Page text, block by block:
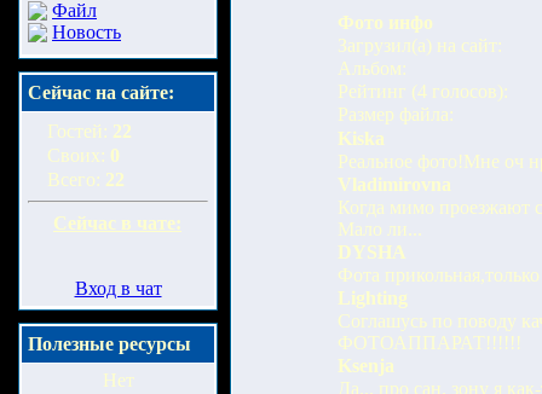
Файл
Новость
Сейчас на сайте:
Гостей: 22
Своих: 0
Всего: 22
Сейчас в чате:
Вход в чат
Полезные ресурсы
Нет
Фото инфо
Загрузил(а) на сайт:
Альбом:
Рейтинг (4 голосов):
Размер файла:
Kiska
Реальное фото!Мне оч
Vladimirovna
Когда мимо проезжают
Мало ли...
DYSHA
Фота
Lighting
Соглашусь по
ФОТОАППАРАТ!!!!!!
Ksenja
Да... про сан. зону я